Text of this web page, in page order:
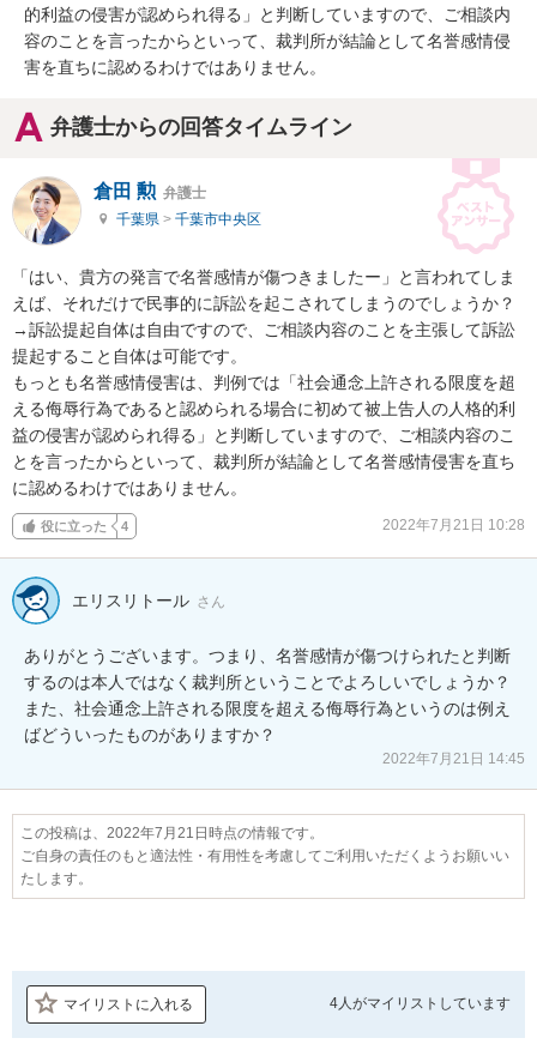
的利益の侵害が認められ得る」と判断していますので、ご相談内
容のことを言ったからといって、裁判所が結論として名誉感情侵
害を直ちに認めるわけではありません。
弁護士からの回答タイムライン
倉田 勲 弁護士
千葉県 > 千葉市中央区
「はい、貴方の発言で名誉感情が傷つきましたー」と言われてしま
えば、それだけで民事的に訴訟を起こされてしまうのでしょうか？
→訴訟提起自体は自由ですので、ご相談内容のことを主張して訴訟
提起すること自体は可能です。
もっとも名誉感情侵害は、判例では「社会通念上許される限度を超
える侮辱行為であると認められる場合に初めて被上告人の人格的利
益の侵害が認められ得る」と判断していますので、ご相談内容のこ
とを言ったからといって、裁判所が結論として名誉感情侵害を直ち
に認めるわけではありません。
役に立った 4 2022年7月21日 10:28
エリスリトール さん
ありがとうございます。つまり、名誉感情が傷つけられたと判断
するのは本人ではなく裁判所ということでよろしいでしょうか？
また、社会通念上許される限度を超える侮辱行為というのは例え
ばどういったものがありますか？
2022年7月21日 14:45
この投稿は、2022年7月21日時点の情報です。
ご自身の責任のもと適法性・有用性を考慮してご利用いただくようお願いい
たします。
マイリストに入れる 4人がマイリストしています